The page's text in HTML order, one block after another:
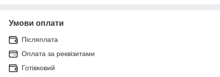
Умови оплати
Післяплата
Оплата за реквізитами
Готівковий